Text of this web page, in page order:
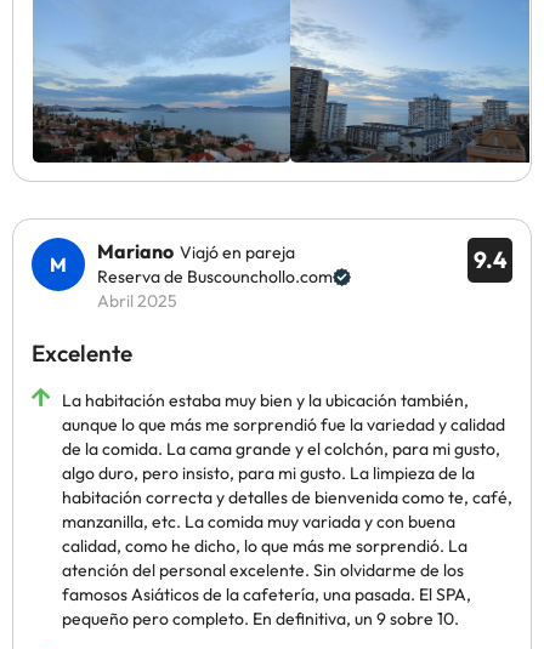
9.4
Mariano Viajó en pareja
Reserva de Buscounchollo.com
Abril 2025
Excelente
La habitación estaba muy bien y la ubicación también,
aunque lo que más me sorprendió fue la variedad y calidad
de la comida. La cama grande y el colchón, para mi gusto,
algo duro, pero insisto, para mi gusto. La limpieza de la
habitación correcta y detalles de bienvenida como te, café,
manzanilla, etc. La comida muy variada y con buena
calidad, como he dicho, lo que más me sorprendió. La
atención del personal excelente. Sin olvidarme de los
famosos Asiáticos de la cafetería, una pasada. El SPA,
pequeño pero completo. En definitiva, un 9 sobre 10.